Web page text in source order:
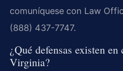
comuníquese con Law
(888) 437-7747.
¿Qué defensas existen
Virginia?